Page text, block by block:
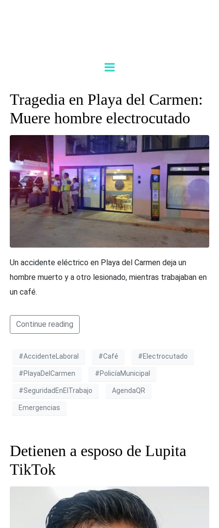
Tragedia en Playa del Carmen:
Muere hombre electrocutado
Un accidente eléctrico en Playa del Carmen deja un
hombre muerto y a otro lesionado, mientras trabajaban en
un café.
Continue reading
#AccidenteLaboral #Café #Electrocutado
#PlayaDelCarmen #PolicíaMunicipal
#SeguridadEnElTrabajo AgendaQR
Emergencias
Detienen a esposo de Lupita
TikTok